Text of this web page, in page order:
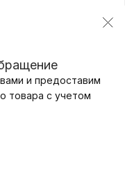
и предоставим
товара с учетом